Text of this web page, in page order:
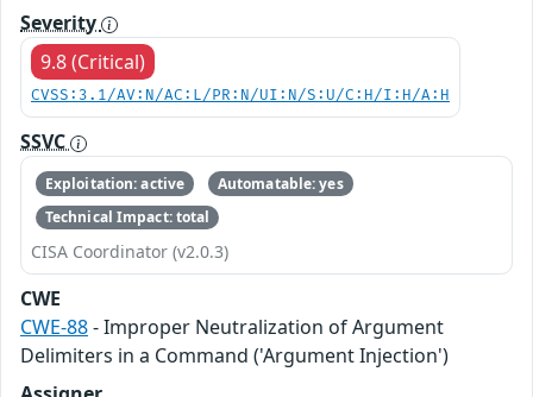
Severity
9.8 (Critical)
CVSS:3.1/AV:N/AC:L/PR:N/UI:N/S:U/C:H/I:H/A:H
SSVC
Exploitation: active
Automatable: yes
Technical Impact: total
CISA Coordinator (v2.0.3)
CWE
CWE-88- Improper Neutralization of Argument
Delimiters in a Command ('Argument Injection')